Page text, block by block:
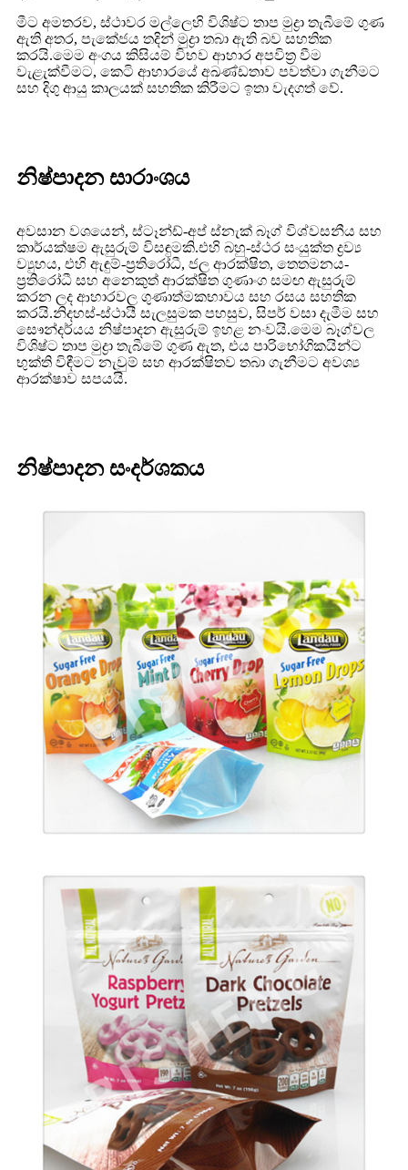
මීට අමතරව, ස්ථාවර මල්ලෙහි විශිෂ්ට තාප මුද්‍රා තැබීමේ ගුණ
ඇති අතර, පැකේජය තදින් මුද්‍රා තබා ඇති බව සහතික
කරයි.මෙම අංගය කිසියම් විභව ආහාර අපවිත්‍ර වීම
වැළැක්වීමට, කෙටි ආහාරයේ අඛණ්ඩතාව පවත්වා ගැනීමට
සහ දිගු ආයු කාලයක් සහතික කිරීමට ඉතා වැදගත් වේ.
නිෂ්පාදන සාරාංශය
අවසාන වශයෙන්, ස්ටෑන්ඩ්-අප් ස්නැක් බෑග් විශ්වසනීය සහ
කාර්යක්ෂම ඇසුරුම් විසඳුමකි.එහි බහු-ස්ථර සංයුක්ත ද්‍රව්‍ය
ව්‍යුහය, එහි ඇඳුම්-ප්‍රතිරෝධී, ජල ආරක්ෂිත, තෙතමනය-
ප්‍රතිරෝධී සහ අනෙකුත් ආරක්ෂිත ගුණාංග සමඟ ඇසුරුම්
කරන ලද ආහාරවල ගුණාත්මකභාවය සහ රසය සහතික
කරයි.නිදහස්-ස්ථායී සැලසුමක පහසුව, සිපර් වසා දැමීම සහ
සෞන්දර්යය නිෂ්පාදන ඇසුරුම් ඉහළ නංවයි.මෙම බෑග්වල
විශිෂ්ට තාප මුද්‍රා තැබීමේ ගුණ ඇත, එය පාරිභෝගිකයින්ට
භුක්ති විඳීමට නැවුම් සහ ආරක්ෂිතව තබා ගැනීමට අවශ්‍ය
ආරක්ෂාව සපයයි.
නිෂ්පාදන සංදර්ශකය